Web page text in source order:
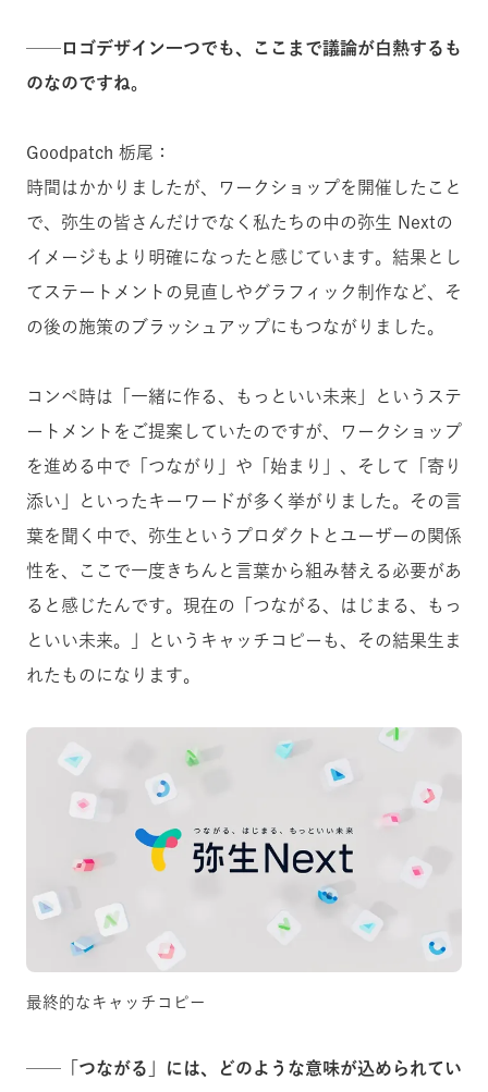
──ロゴデザイン一つでも、ここまで議論が白熱するも
のなのですね。
Goodpatch 栃尾：
時間はかかりましたが、ワークショップを開催したこと
で、弥生の皆さんだけでなく私たちの中の弥生 Nextの
イメージもより明確になったと感じています。結果とし
てステートメントの見直しやグラフィック制作など、そ
の後の施策のブラッシュアップにもつながりました。
コンペ時は「一緒に作る、もっといい未来」というステ
ートメントをご提案していたのですが、ワークショップ
を進める中で「つながり」や「始まり」、そして「寄り
添い」といったキーワードが多く挙がりました。その言
葉を聞く中で、弥生というプロダクトとユーザーの関係
性を、ここで一度きちんと言葉から組み替える必要があ
ると感じたんです。現在の「つながる、はじまる、もっ
といい未来。」というキャッチコピーも、その結果生ま
れたものになります。
最終的なキャッチコピー
──「つながる」には、どのような意味が込められてい